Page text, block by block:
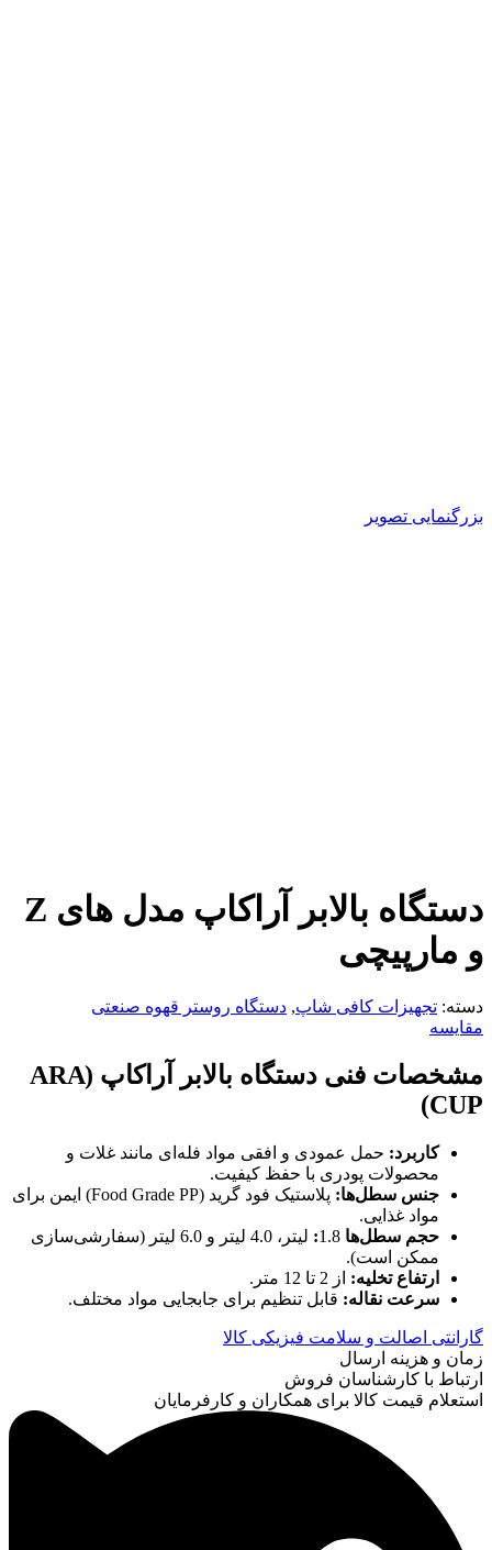
بزرگنمایی تصویر
دستگاه بالابر آراکاپ مدل های Z
و مارپیچی
دسته: تجهیزات کافی شاپ, دستگاه روستر قهوه صنعتی
مقایسه
مشخصات فنی دستگاه بالابر آراکاپ (ARA
CUP)
کاربرد: حمل عمودی و افقی مواد فله‌ای مانند غلات و
محصولات پودری با حفظ کیفیت.
جنس سطل‌ها:
پلاستیک فود گرید (Food Grade PP) ایمن برای
مواد غذایی.
حجم سطل‌ها
:
لیتر، 4.0 لیتر و 6.0 لیتر (سفارشی‌سازی
ممکن است).
ارتفاع تخلیه: از 2 تا 12 متر.
سرعت نقاله: قابل تنظیم برای جابجایی مواد مختلف.
گارانتی اصالت و سلامت فیزیکی کالا
زمان و هزینه ارسال
ارتباط با کارشناسان فروش
استعلام قیمت کالا برای همکاران و کارفرمایان